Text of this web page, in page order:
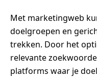
Met marketingweb
doelgroepen en
trekken. Door het
relevante
platforms waar je